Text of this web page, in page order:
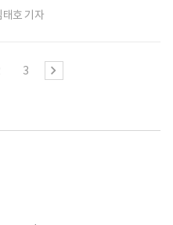
태호 기자
3